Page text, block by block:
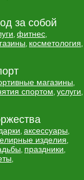
за собой
, фитнес,
, косметология,
магазины,
спортом, услуги,
, аксессуары,
изделия,
, праздники,
,